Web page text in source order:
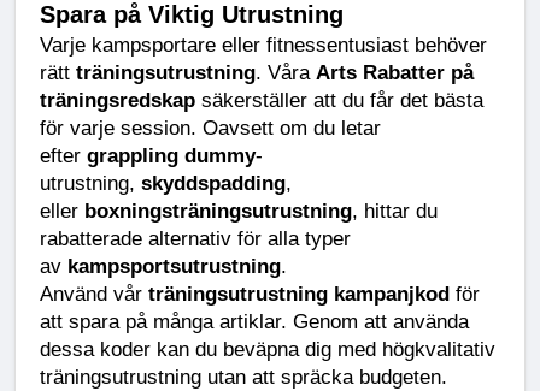
Spara på Viktig Utrustning
Varje kampsportare eller fitnessentusiast behöver
rätt träningsutrustning. Våra Arts Rabatter på
träningsredskap säkerställer att du får det bästa
för varje session. Oavsett om du letar
efter grappling dummy-
utrustning, skyddspadding,
eller boxningsträningsutrustning, hittar du
rabatterade alternativ för alla typer
av kampsportsutrustning.
Använd vår träningsutrustning kampanjkod för
att spara på många artiklar. Genom att använda
dessa koder kan du beväpna dig med högkvalitativ
träningsutrustning utan att spräcka budgeten.